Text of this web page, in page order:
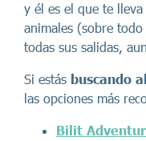
y él es el que te
animales (sobre
todas sus salidas,
Si estás buscando
las opciones más
Bilit